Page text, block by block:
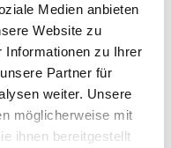
Medien anbieten
Website zu
Informationen zu Ihrer
Partner für
weiter. Unsere
möglicherweise mit
ihnen bereitgestellt
Personenanzahl
Angebote